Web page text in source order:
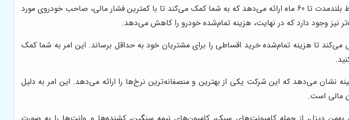
طرح‌هایی با پیش‌پرداخت پایین‌تر از 30 درصد و اقساط بلندمدت تا 60 ماه ارائه می‌دهد که به شما کمک می‌کند تا با کمترین فشار مالی، صاحب خودروی مورد
نیز وجود دارد که در نهایت، هزینه تمام‌شده خودرو را کاهش می‌دهد.
می‌کند تا هزینه تمام‌شده خرید اقساطی را برای مشتریان خود به حداقل برساند. این امر به شما کمک
نشان می‌دهد که این شرکت یکی از بهترین و منصفانه‌ترین نرخ‌ها را ارائه می‌دهد. این امر به دلیل
مالی است.